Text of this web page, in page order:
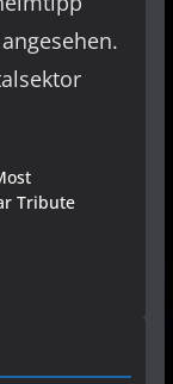
Tribute